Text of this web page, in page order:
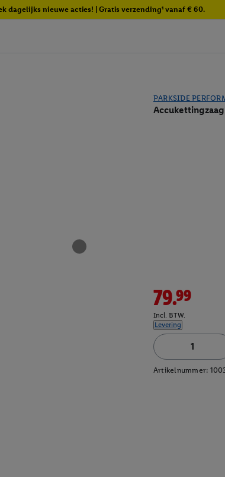
dagelijks nieuwe acties! | Gratis verzending¹ vanaf € 60.
PARKSIDE
Accukettingzaag
79.99
Incl. BTW.
Levering
Artikelnummer: